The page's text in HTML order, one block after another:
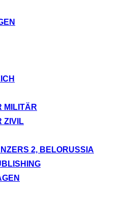
MILITÄR
ZIVIL
2, BELORUSSIA